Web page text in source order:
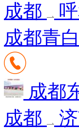
成都
成都青
成都
成都